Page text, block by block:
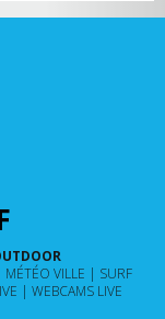
MÉTÉO VILLE
SURF
WEBCAMS LIVE